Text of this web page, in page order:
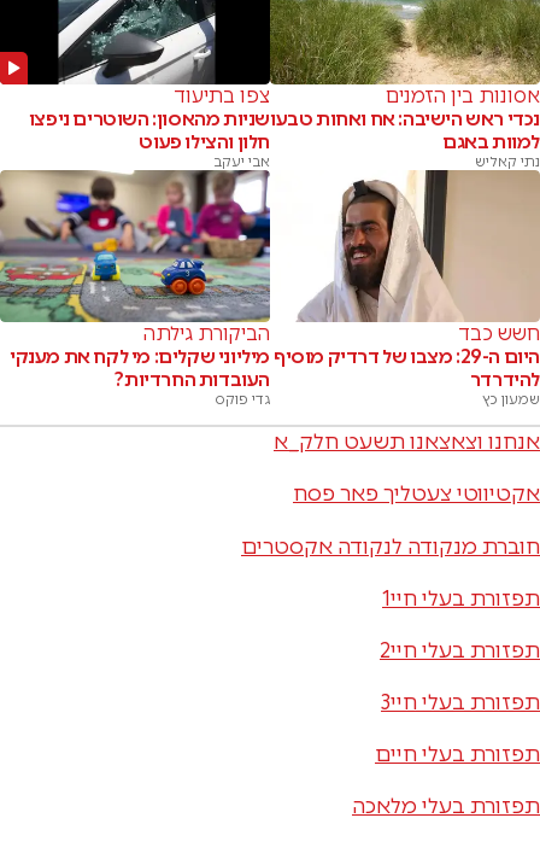
אסונות בין הזמנים
נכדי ראש הישיבה: אח ואחות טבעו
למוות באגם
נתי קאליש
צפו בתיעוד
שניות מהאסון: השוטרים ניפצו
חלון והצילו פעוט
אבי יעקב
חשש כבד
היום ה-29: מצבו של דרדיק מוסיף
להידרדר
שמעון כץ
הביקורת גילתה
מיליוני שקלים: מי לקח את מענקי
העובדות החרדיות?
גדי פוקס
אנחנו וצאצאנו תשעט חלק_א
אקטיווטי צעטליך פאר פסח
חוברת מנקודה לנקודה אקסטרים
תפזורת בעלי חיי1
תפזורת בעלי חיי2
תפזורת בעלי חיי3
תפזורת בעלי חיים
תפזורת בעלי מלאכה